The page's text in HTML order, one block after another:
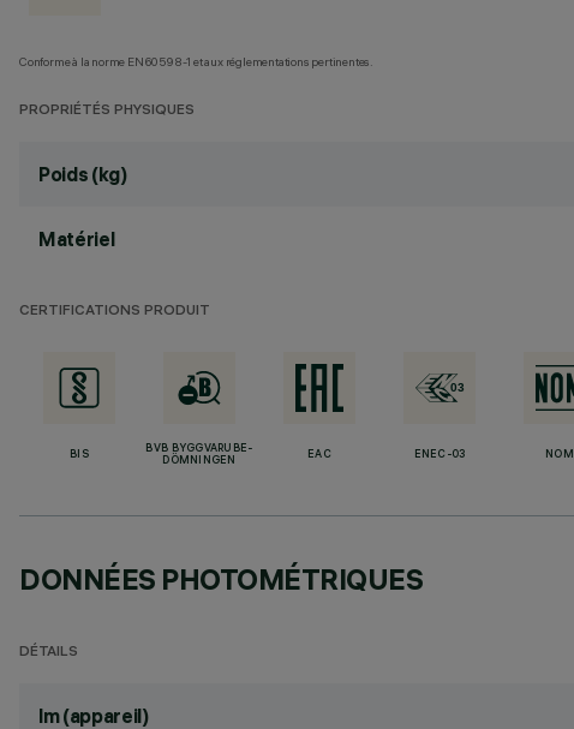
Conforme à la norme EN60598-1 et aux réglementations pertinentes.
PROPRIÉTÉS PHYSIQUES
Poids (kg)
Matériel
CERTIFICATIONS PRODUIT
BIS
BVB BYGGVARUBE-
DÖMNINGEN
EAC ENEC-03 NOM
DONNÉES PHOTOMÉTRIQUES
DÉTAILS
lm (appareil)